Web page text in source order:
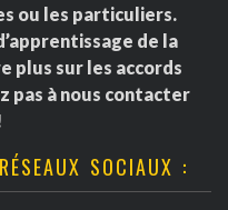
ou les particuliers.
de la
plus sur les accords
pas à nous contacter
SOCIAUX :